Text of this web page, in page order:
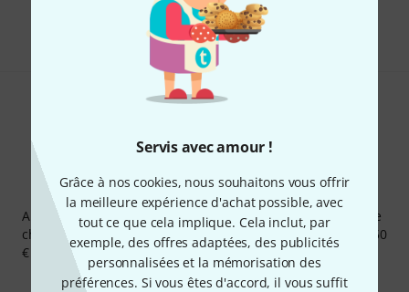
Servis avec amour !
Grâce à nos cookies, nous souhaitons vous offrir
la meilleure expérience d'achat possible, avec
tout ce que cela implique. Cela inclut, par
exemple, des offres adaptées, des publicités
personnalisées et la mémorisation des
préférences. Si vous êtes d'accord, il vous suffit
Partager Aide et commentaires
Newsletters Thomann
Abonnez-vous à la newsletter Thomann et, avec un peu de
chance, gagnez l'un des 50 bons d'achat d'une valeur de 50
€ chacun!
Articles inspirants
Deals Aperçus Thomann